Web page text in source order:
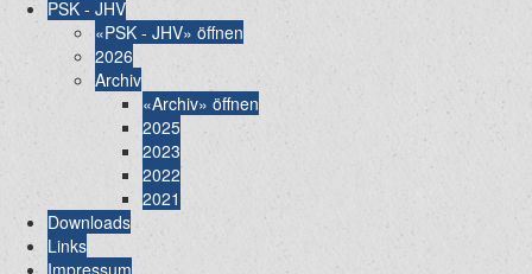
PSK - JHV
«PSK - JHV» öffnen
2026
Archiv
«Archiv» öffnen
2025
2023
2022
2021
Downloads
Links